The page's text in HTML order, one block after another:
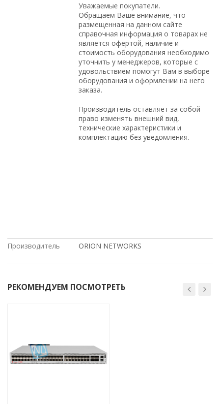
Уважаемые покупатели.
Обращаем Ваше внимание, что
размещенная на данном сайте
справочная информация о товарах не
является офертой, наличие и
стоимость оборудования необходимо
уточнить у менеджеров, которые с
удовольствием помогут Вам в выборе
оборудования и оформлении на него
заказа.
Производитель оставляет за собой
право изменять внешний вид,
технические характеристики и
комплектацию без уведомления.
Производитель ORION NETWORKS
РЕКОМЕНДУЕМ ПОСМОТРЕТЬ